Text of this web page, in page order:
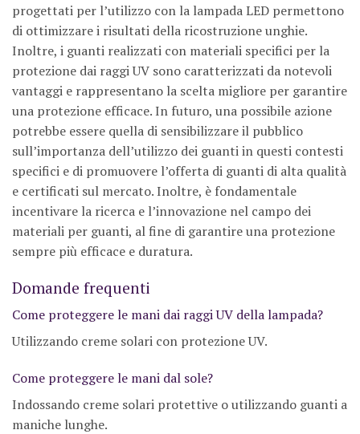
progettati per l’utilizzo con la lampada LED permettono
di ottimizzare i risultati della ricostruzione unghie.
Inoltre, i guanti realizzati con materiali specifici per la
protezione dai raggi UV sono caratterizzati da notevoli
vantaggi e rappresentano la scelta migliore per garantire
una protezione efficace. In futuro, una possibile azione
potrebbe essere quella di sensibilizzare il pubblico
sull’importanza dell’utilizzo dei guanti in questi contesti
specifici e di promuovere l’offerta di guanti di alta qualità
e certificati sul mercato. Inoltre, è fondamentale
incentivare la ricerca e l’innovazione nel campo dei
materiali per guanti, al fine di garantire una protezione
sempre più efficace e duratura.
Domande frequenti
Come proteggere le mani dai raggi UV della lampada?
Utilizzando creme solari con protezione UV.
Come proteggere le mani dal sole?
Indossando creme solari protettive o utilizzando guanti a
maniche lunghe.